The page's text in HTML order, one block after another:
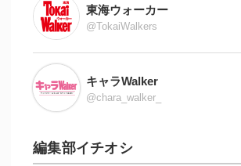
東海ウォーカー
@TokaiWalkers
キャラWalker
@chara_walker_
編集部イチオシ